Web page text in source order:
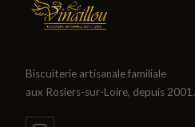
Biscuiterie artisanale familiale
aux Rosiers-sur-Loire, depuis 2001.